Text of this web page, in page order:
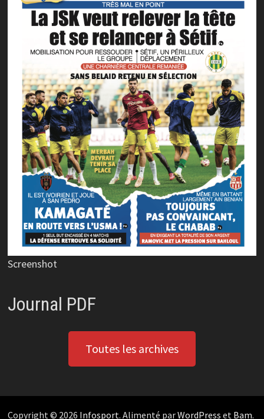
Screenshot
Journal PDF
Toutes les archives
Copyright © 2026 Infosport. Alimenté parWordPress et Bam.